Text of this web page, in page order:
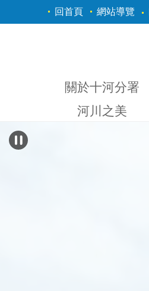
跳到主要內容區塊
回首頁 網站導覽
關於十河分署
河川之美